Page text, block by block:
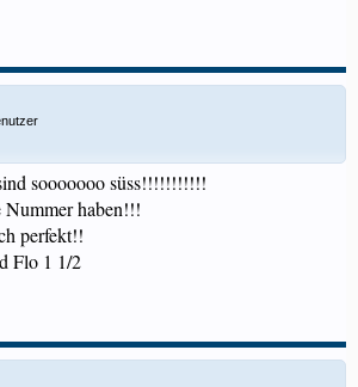
sooooooo süss!!!!!!!!!!!
haben!!!
perfekt!!
Flo 1 1/2